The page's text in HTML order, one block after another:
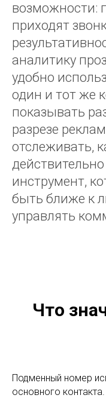
возможности:
приходят
аналитику
удобно
один и тот же
показывать
разрезе
отслеживать,
инструмент,
быть ближе к
управлять
Что
Подменный номер
основного